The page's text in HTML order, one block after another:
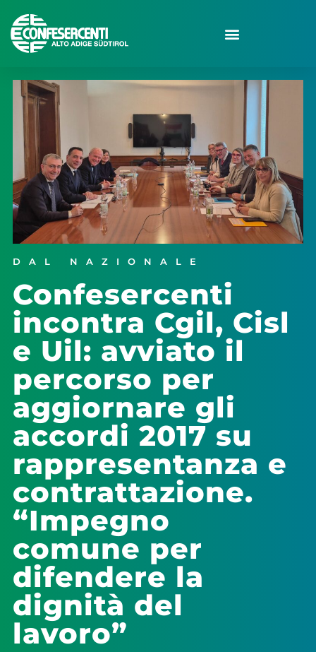
DAL NAZIONALE
Confesercenti
incontra Cgil, Cisl
e Uil: avviato il
percorso per
aggiornare gli
accordi 2017 su
rappresentanza e
contrattazione.
“Impegno
comune per
difendere la
dignità del
lavoro”